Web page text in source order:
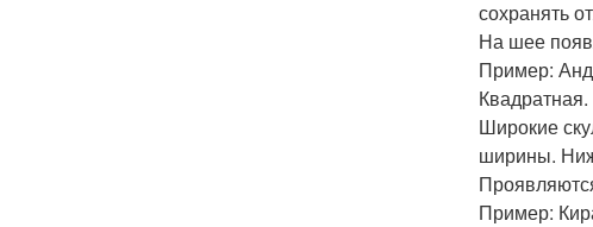
сохранять
На шее
Пример:
Квадратная.
Широкие
ширины.
Пример: